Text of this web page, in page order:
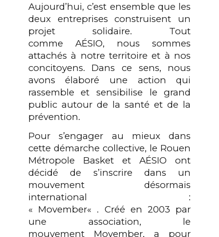
Aujourd’hui, c’est ensemble que les
deux entreprises construisent un
projet solidaire. Tout
comme AÉSIO, nous sommes
attachés à notre territoire et à nos
concitoyens. Dans ce sens, nous
avons élaboré une action qui
rassemble et sensibilise le grand
public autour de la santé et de la
prévention.
Pour s’engager au mieux dans
cette démarche collective, le Rouen
Métropole Basket etAÉSIO ont
décidé de s’inscrire dans un
mouvement désormais
international :
« Movember« . Créé en 2003 par
une association, le
mouvement Movember, a pour